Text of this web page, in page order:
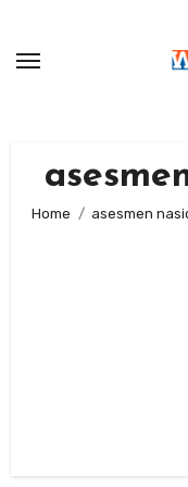
content
Home asesmen